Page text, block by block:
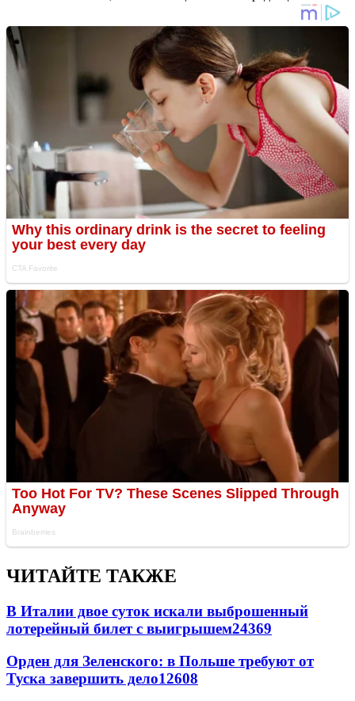
ЧИТАЙТЕ ТАКЖЕ
В Италии двое суток искали выброшенный
лотерейный билет с выигрышем24369
Орден для Зеленского: в Польше требуют от
Туска завершить дело12608